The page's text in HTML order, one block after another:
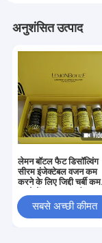
अनुशंसित उत्पाद
लेमन बॉटल फैट डिसॉल्विंग
सीरम इंजेक्टेबल वजन कम
करने के लिए जिद्दी चर्बी कम
सबसे अच्छी कीमत